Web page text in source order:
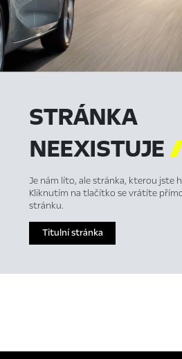
STRÁNKA
NEEXISTUJE
Je nám líto, ale stránka, kterou jste
Kliknutím na tlačítko se vrátíte
stránku.
Titulní stránka